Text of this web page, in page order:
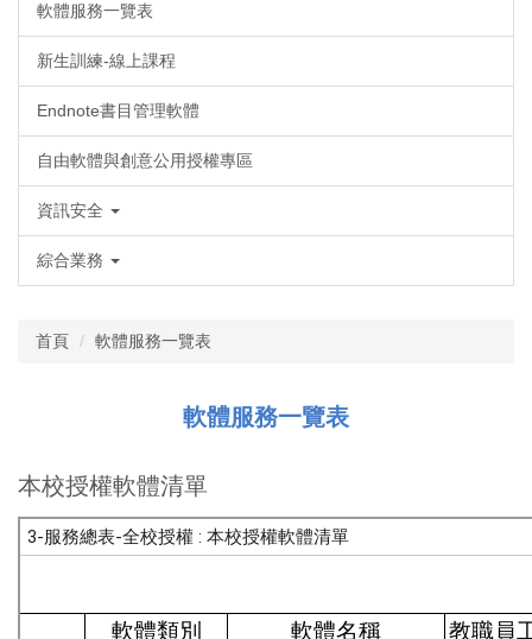
軟體服務一覽表
新生訓練-線上課程
Endnote書目管理軟體
自由軟體與創意公用授權專區
資訊安全
綜合業務
首頁 軟體服務一覽表
軟體服務一覽表
本校授權軟體清單